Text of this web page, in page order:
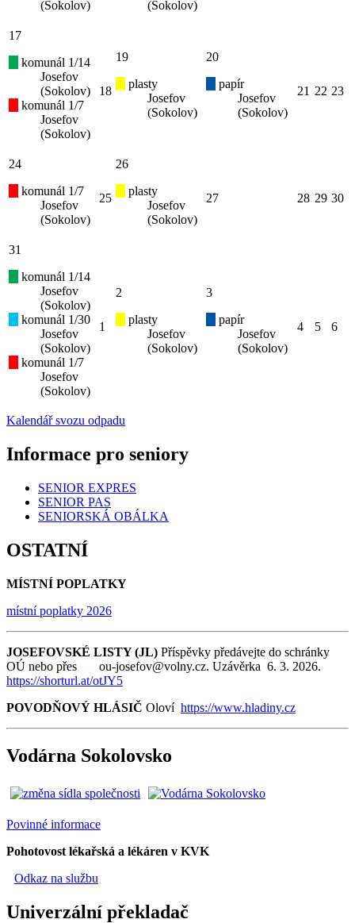
(Sokolov)
(Sokolov)
17
komunál 1/14
Josefov
(Sokolov)
komunál 1/7
Josefov
(Sokolov)
18
19
plasty
Josefov
(Sokolov)
20
papír
Josefov
(Sokolov)
21 22 23
24
komunál 1/7
Josefov
(Sokolov)
25
26
plasty
Josefov
(Sokolov)
27 28 29 30
31
komunál 1/14
Josefov
(Sokolov)
komunál 1/30
Josefov
(Sokolov)
komunál 1/7
Josefov
(Sokolov)
1
2
plasty
Josefov
(Sokolov)
3
papír
Josefov
(Sokolov)
4 5 6
Kalendář svozu odpadu
Informace pro seniory
SENIOR EXPRES
SENIOR PAS
SENIORSKÁ OBÁLKA
OSTATNÍ
MÍSTNÍ POPLATKY
místní poplatky 2026
JOSEFOVSKÉ LISTY (JL) Příspěvky předávejte do schránky
OÚ nebo přes ou-josefov@volny.cz. Uzávěrka 6. 3. 2026.
https://shorturl.at/otJY5
POVODŇOVÝ HLÁSIČ Oloví https://www.hladiny.cz
Vodárna Sokolovsko
Povinné informace
Pohotovost lékařská a lékáren v KVK
Odkaz na službu
Univerzální překladač